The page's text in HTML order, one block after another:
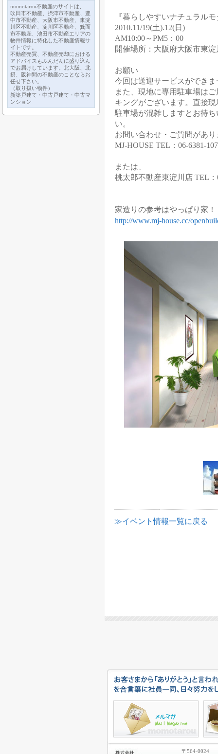
momotarou不動産のサイトは、
吹田市不動産、摂津市不動産、豊
中市不動産、大阪市不動産、東淀
川区不動産、淀川区不動産、箕面
市不動産、池田市不動産エリアの
物件情報に特化した不動産情報サ
イトです。
不動産売買、不動産売却における
アドバイスもふんだんに盛り込ん
でお届けしています。北大阪、北
摂、阪神間の不動産のことならお
任せ下さい。
（取り扱い物件）
新築戸建て・中古戸建て・中古マ
ンション
『暮らしやすいナチュラル
2010.11/19(土).12(日)
AM10:00～PM5：00
開催場所：大阪府大阪市東淀
お願い
今回は送迎サービスができま
また、現地に専用駐車場は
キングがございます。直接
駐車場が混雑しますとお待
い。
お問い合わせ・ご質問があ
MJ-HOUSE TEL：06-6381-
または、
桃太郎不動産東淀川店 TEL
家造りの参考はやっぱり家！
http://www.mj-house.cc/
≫イベント情報一覧に戻る
〒564-0024